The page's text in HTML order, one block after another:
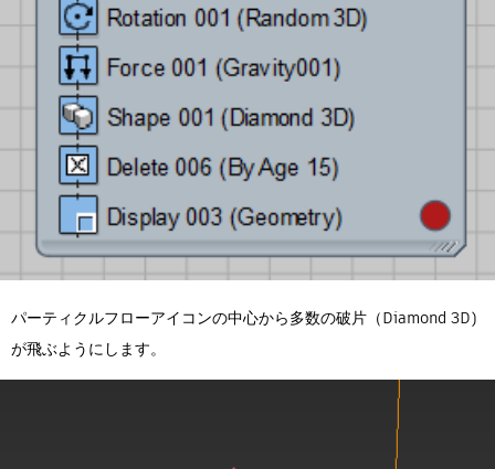
パーティクルフローアイコンの中心から多数の破片（Diamond 3D)
が飛ぶようにします。